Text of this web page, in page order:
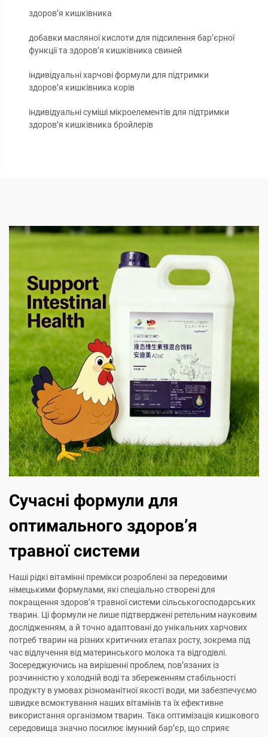
здоров’я кишківника
добавки масляної кислоти для підсилення бар’єрної
функції та здоров’я кишківника свиней
індивідуальні харчові формули для підтримки
здоров’я кишківника корів
індивідуальні суміші мікроелементів для підтримки
здоров’я кишківника бройлерів
Сучасні формули для
оптимального здоров’я
травної системи
Наші рідкі вітамінні премікси розроблені за передовими
німецькими формулами, які спеціально створені для
покращення здоров’я травної системи сільськогосподарських
тварин. Ці формули не лише підтверджені ретельним науковим
дослідженням, а й точно адаптовані до унікальних харчових
потреб тварин на різних критичних етапах росту, зокрема під
час відлучення від материнського молока та відгодівлі.
Зосереджуючись на вирішенні проблем, пов’язаних із
розчинністю у холодній воді та збереженням стабільності
продукту в умовах різноманітної якості води, ми забезпечуємо
швидке всмоктування наших вітамінів та їх ефективне
використання організмом тварин. Така оптимізація кишкового
середовища значно посилює імунний бар’єр, що сприяє